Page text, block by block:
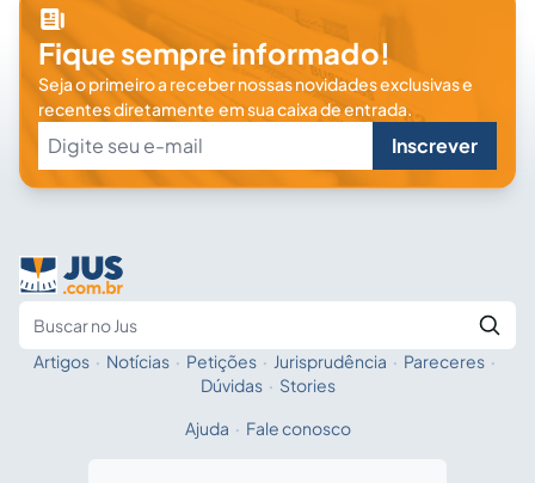
Fique sempre informado!
Seja o primeiro a receber nossas novidades exclusivas e
recentes diretamente em sua caixa de entrada.
Inscrever
Fale com a IA
Artigos · Notícias · Petições · Jurisprudência · Pareceres ·
Dúvidas · Stories
Ajuda · Fale conosco